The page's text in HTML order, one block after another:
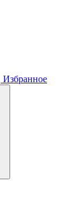
Избранное